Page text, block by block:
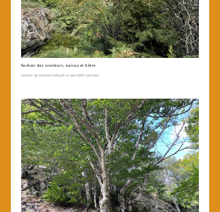
Sorbier des oiseleurs, épicea et hêtre
Sentier de Charles Flahault et des 4000 marches